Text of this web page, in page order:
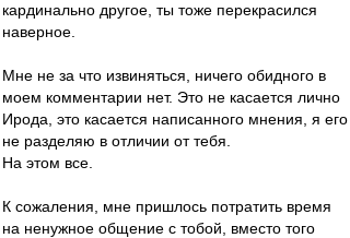
кардинально другое, ты тоже перекрасился
наверное.
Мне не за что извиняться, ничего обидного в
моем комментарии нет. Это не касается лично
Ирода, это касается написанного мнения, я его
не разделяю в отличии от тебя.
На этом все.
К сожаления, мне пришлось потратить время
на ненужное общение с тобой, вместо того